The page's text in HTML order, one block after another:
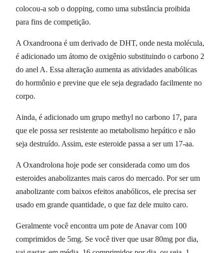
colocou-a sob o dopping, como uma substância proibida
para fins de competição.
A Oxandroona é um derivado de DHT, onde nesta molécula,
é adicionado um átomo de oxigênio substituindo o carbono 2
do anel A. Essa alteração aumenta as atividades anabólicas
do hormônio e previne que ele seja degradado facilmente no
corpo.
Ainda, é adicionado um grupo methyl no carbono 17, para
que ele possa ser resistente ao metabolismo hepático e não
seja destruído. Assim, este esteroide passa a ser um 17-aa.
A Oxandrolona hoje pode ser considerada como um dos
esteroides anabolizantes mais caros do mercado. Por ser um
anabolizante com baixos efeitos anabólicos, ele precisa ser
usado em grande quantidade, o que faz dele muito caro.
Geralmente você encontra um pote de Anavar com 100
comprimidos de 5mg. Se você tiver que usar 80mg por dia,